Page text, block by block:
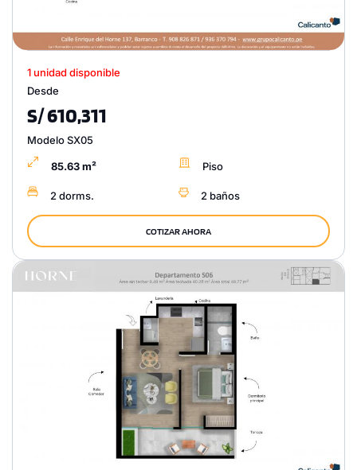
1 unidad disponible
Desde
S/ 610,311
Modelo SX05
85.63 m² Piso
2 dorms. 2 baños
COTIZAR AHORA